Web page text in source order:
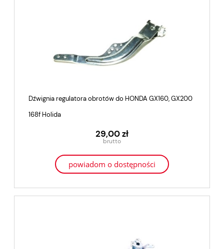
Dźwignia regulatora obrotów do HONDA GX160, GX200
168f Holida
29,00 zł
powiadom o dostępności